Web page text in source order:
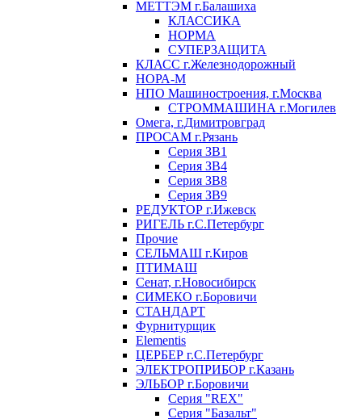
МЕТТЭМ г.Балашиха
КЛАССИКА
НОРМА
СУПЕРЗАЩИТА
КЛАСС г.Железнодорожный
НОРА-М
НПО Машиностроения, г.Москва
СТРОММАШИНА г.Могилев
Омега, г.Димитровград
ПРОСАМ г.Рязань
Серия ЗВ1
Серия ЗВ4
Серия ЗВ8
Серия ЗВ9
РЕДУКТОР г.Ижевск
РИГЕЛЬ г.С.Петербург
Прочие
СЕЛЬМАШ г.Киров
ПТИМАШ
Сенат, г.Новосибирск
СИМЕКО г.Боровичи
СТАНДАРТ
Фурнитурщик
Elementis
ЦЕРБЕР г.С.Петербург
ЭЛЕКТРОПРИБОР г.Казань
ЭЛЬБОР г.Боровичи
Серия "REX"
Серия "Базальт"